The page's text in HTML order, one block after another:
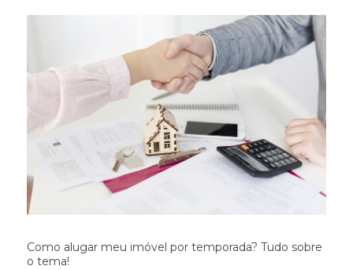
Como alugar meu imóvel por temporada? Tudo sobre
o tema!